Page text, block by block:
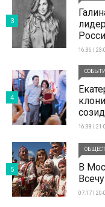
16:36 | 23-
3
16:38 | 21-
4
В
07:17 | 20-
5